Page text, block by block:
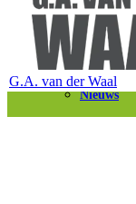
Nieuws
G.A. van der Waal